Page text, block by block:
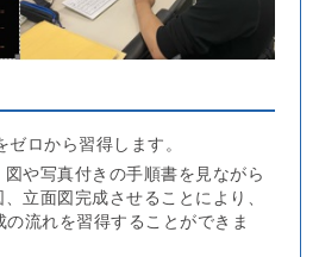
ロから習得します。
や写真付きの手順書を見ながら
立面図完成させることにより、
流れを習得することができま